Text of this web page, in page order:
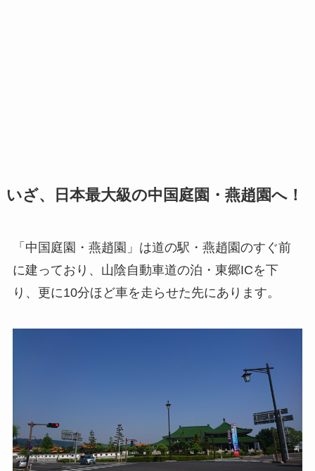
いざ、日本最大級の中国庭園・燕趙園へ！
「中国庭園・燕趙園」は道の駅・燕趙園のすぐ前
に建っており、山陰自動車道の泊・東郷ICを下
り、更に10分ほど車を走らせた先にあります。